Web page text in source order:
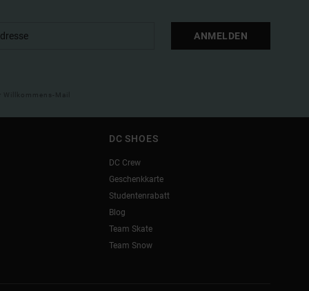
ANMELDEN
Mail
DC SHOES
DC Crew
Geschenkkarte
Studentenrabatt
Blog
Team Skate
Team Snow